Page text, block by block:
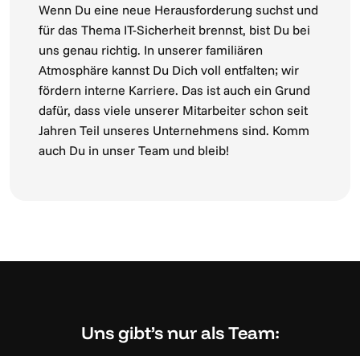
Wenn Du eine neue Herausforderung suchst und
für das Thema IT-Sicherheit brennst, bist Du bei
uns genau richtig. In unserer familiären
Atmosphäre kannst Du Dich voll entfalten; wir
fördern interne Karriere. Das ist auch ein Grund
dafür, dass viele unserer Mitarbeiter schon seit
Jahren Teil unseres Unternehmens sind. Komm
auch Du in unser Team und bleib!
Uns gibt’s nur als Team: